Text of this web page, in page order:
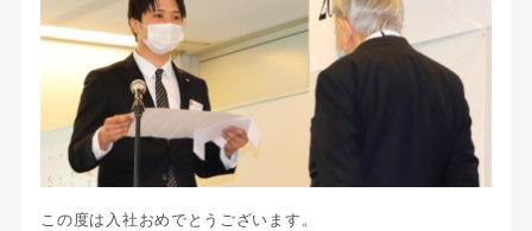
この度は入社おめでとうございます。